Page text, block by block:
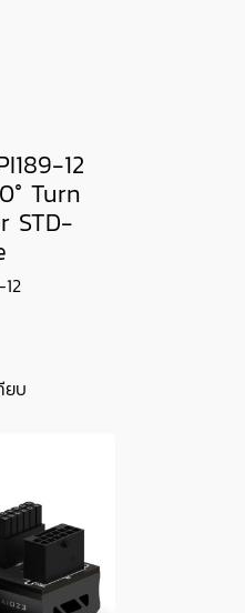
12
Turn
STD-
ยบ